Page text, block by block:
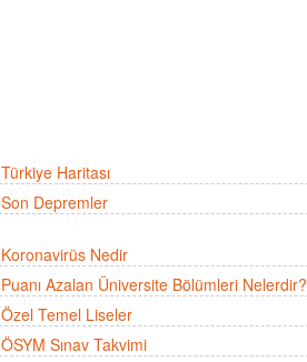
Türkiye Haritası
Son Depremler
Koronavirüs Nedir
Puanı Azalan Üniversite Bölümleri Nelerdir?
Özel Temel Liseler
ÖSYM Sınav Takvimi